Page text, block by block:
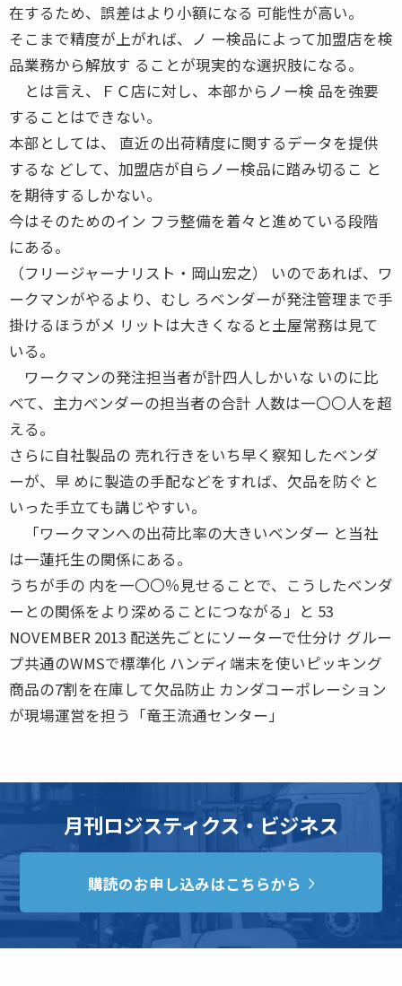
在するため、誤差はより小額になる 可能性が高い。
そこまで精度が上がれば、ノ ー検品によって加盟店を検
品業務から解放す ることが現実的な選択肢になる。
とは言え、ＦＣ店に対し、本部からノー検 品を強要
することはできない。
本部としては、 直近の出荷精度に関するデータを提供
するな どして、加盟店が自らノー検品に踏み切るこ と
を期待するしかない。
今はそのためのイン フラ整備を着々と進めている段階
にある。
（フリージャーナリスト・岡山宏之） いのであれば、ワ
ークマンがやるより、むし ろベンダーが発注管理まで手
掛けるほうがメ リットは大きくなると土屋常務は見て
いる。
ワークマンの発注担当者が計四人しかいな いのに比
べて、主力ベンダーの担当者の合計 人数は一〇〇人を超
える。
さらに自社製品の 売れ行きをいち早く察知したベンダ
ーが、早 めに製造の手配などをすれば、欠品を防ぐと
いった手立ても講じやすい。
「ワークマンへの出荷比率の大きいベンダー と当社
は一蓮托生の関係にある。
うちが手の 内を一〇〇％見せることで、こうしたベンダ
ーとの関係をより深めることにつながる」と 53
NOVEMBER 2013 配送先ごとにソーターで仕分け グルー
プ共通のWMSで標準化 ハンディ端末を使いピッキング
商品の7割を在庫して欠品防止 カンダコーポレーション
が現場運営を担う「竜王流通センター」
月刊ロジスティクス・ビジネス
購読のお申し込みはこちらから